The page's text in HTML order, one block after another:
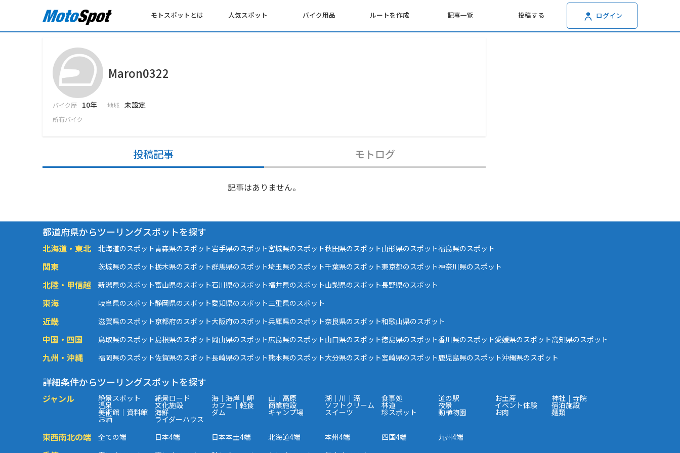
モトスポットとは 人気スポット バイク用品 ルートを作成 記事一覧 投稿する ログイン
Maron0322
バイク歴 10年 地域 未設定
所有バイク
投稿記事 モトログ
記事はありません。
都道府県からツーリングスポットを探す
北海道・東北 北海道のスポット青森県のスポット岩手県のスポット宮城県のスポット秋田県のスポット山形県のスポット福島県のスポット
関東 茨城県のスポット栃木県のスポット群馬県のスポット埼玉県のスポット千葉県のスポット東京都のスポット神奈川県のスポット
北陸・甲信越 新潟県のスポット富山県のスポット石川県のスポット福井県のスポット山梨県のスポット長野県のスポット
東海 岐阜県のスポット静岡県のスポット愛知県のスポット三重県のスポット
近畿 滋賀県のスポット京都府のスポット大阪府のスポット兵庫県のスポット奈良県のスポット和歌山県のスポット
中国・四国 鳥取県のスポット島根県のスポット岡山県のスポット広島県のスポット山口県のスポット徳島県のスポット香川県のスポット愛媛県のスポット高知県のスポット
九州・沖縄 福岡県のスポット佐賀県のスポット長崎県のスポット熊本県のスポット大分県のスポット宮崎県のスポット鹿児島県のスポット沖縄県のスポット
詳細条件からツーリングスポットを探す
ジャンル 絶景スポット 絶景ロード 海｜海岸｜岬 山｜高原 湖｜川｜滝 食事処 道の駅 お土産 神社｜寺院
温泉 文化施設 カフェ｜軽食 商業施設 ソフトクリーム 林道 夜景 イベント体験 宿泊施設
美術館｜資料館 海鮮 ダム キャンプ場 スイーツ 珍スポット 動植物園 お肉 麺類
お酒 ライダーハウス
東西南北の端 全ての端 日本4端 日本本土4端 北海道4端 本州4端 四国4端 九州4端